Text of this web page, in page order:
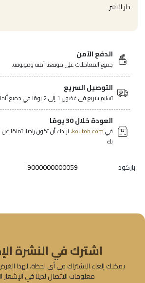
دار النشر
الدفع الآمن
جميع المعاملات على موقعنا آمنة وموثوقة.
التوصيل السريع
تسليم سريع في غضون 1 إلى 2 يومًا في جميع أنحاء تونس.
العودة خلال 30 يومًا
فيkoutob.com، نريدك أن تكون راضيًا تمامًا
بك
باركود 9000000000059
اشترك في النشرة
يمكنك إلغاء الاشتراك في أي لحظة. لهذا
معلومات الاتصال لدينا في الإشعار